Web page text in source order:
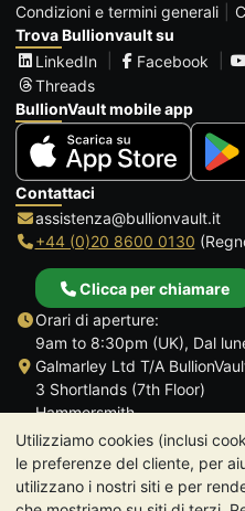
Utilizziamo cookies (inclusi
le preferenze del cliente, per
utilizzano i nostri siti e per
Condizioni e termini generali
Trova Bullionvault su
LinkedIn
Facebook
Threads
BullionVault mobile app
Contattaci
assistenza@bullionvault.it
+44 (0)20 8600 0130
Clicca per chiamare
Orari di aperture:
9am to 8:30pm (UK), Dal
Galmarley Ltd T/A
3 Shortlands (7th Floor)
Hammersmith
Londra
W6 8DA
Regno Unito